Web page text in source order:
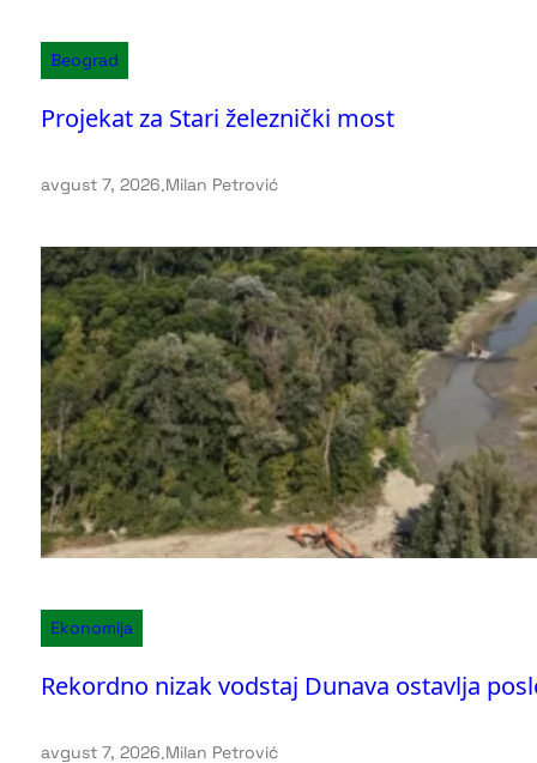
Beograd
Projekat za Stari železnički most
avgust 7, 2026.Milan Petrović
Ekonomija
Rekordno nizak vodstaj Dunava ostavlja
avgust 7, 2026.Milan Petrović